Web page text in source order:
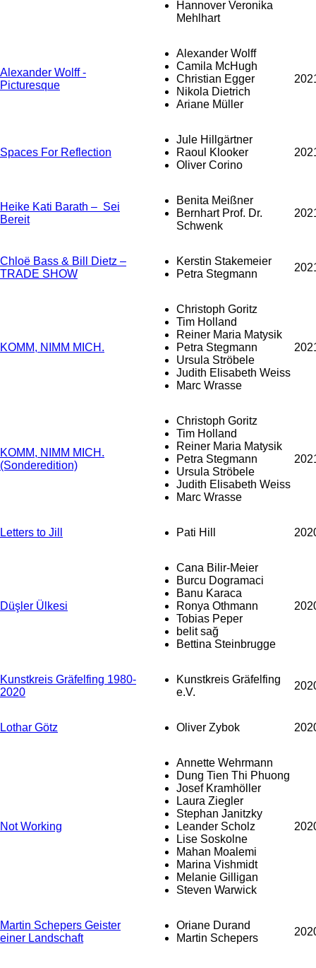
Hannover Veronika
Mehlhart
Alexander Wolff -
Picturesque
Alexander Wolff
Camila McHugh
Christian Egger
Nikola Dietrich
Ariane Müller
Spaces For Reflection
Jule Hillgärtner
Raoul Klooker
Oliver Corino
Heike Kati Barath – Sei
Bereit
Benita Meißner
Bernhart Prof. Dr.
Schwenk
Chloë Bass & Bill Dietz –
TRADE SHOW
Kerstin Stakemeier
Petra Stegmann
KOMM, NIMM MICH.
Christoph Goritz
Tim Holland
Reiner Maria Matysik
Petra Stegmann
Ursula Ströbele
Judith Elisabeth Weiss
Marc Wrasse
KOMM, NIMM MICH.
(Sonderedition)
Christoph Goritz
Tim Holland
Reiner Maria Matysik
Petra Stegmann
Ursula Ströbele
Judith Elisabeth Weiss
Marc Wrasse
Letters to Jill Pati Hill
Düşler Ülkesi
Cana Bilir-Meier
Burcu Dogramaci
Banu Karaca
Ronya Othmann
Tobias Peper
belit sağ
Bettina Steinbrugge
Kunstkreis Gräfelfing 1980-
2020
Kunstkreis Gräfelfing
e.V.
Lothar Götz Oliver Zybok
Not Working
Annette Wehrmann
Dung Tien Thi Phuong
Josef Kramhöller
Laura Ziegler
Stephan Janitzky
Leander Scholz
Lise Soskolne
Mahan Moalemi
Marina Vishmidt
Melanie Gilligan
Steven Warwick
Martin Schepers Geister
einer Landschaft
Oriane Durand
Martin Schepers